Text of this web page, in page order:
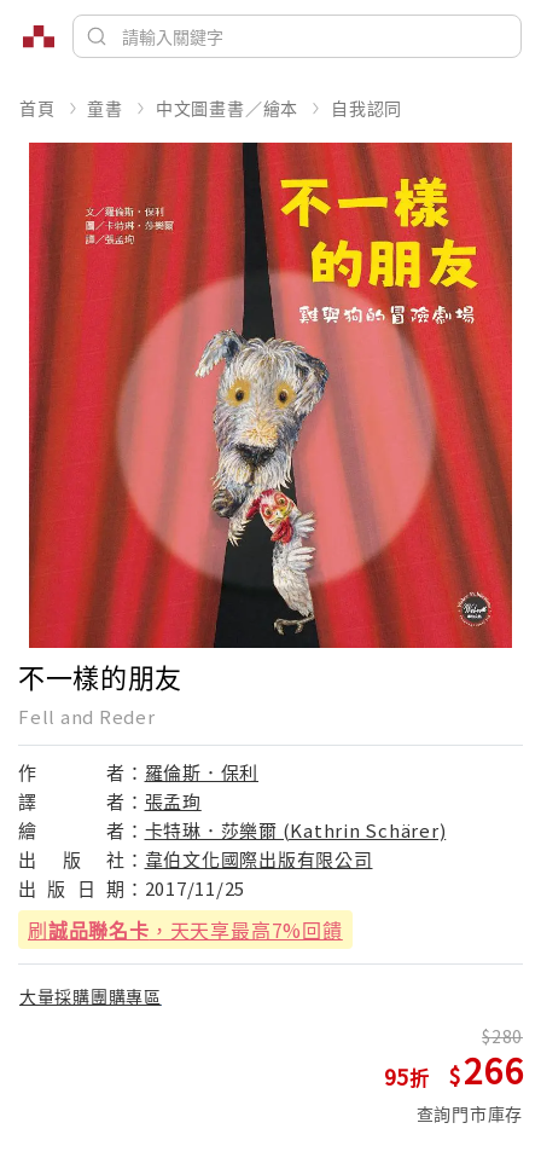
首頁 童書 中文圖畫書／繪本 自我認同
不一樣的朋友
Fell and Reder
作 者： 羅倫斯．保利
譯
者： 張孟珣
繪
者： 卡特琳．莎樂爾 (Kathrin Schärer)
出
版 社： 韋伯文化國際出版有限公司
出 版 日 期： 2017/11/25
刷誠品聯名卡 ，天天享最高7%回饋
大量採購團購專區
95
280
266
查詢門市庫存